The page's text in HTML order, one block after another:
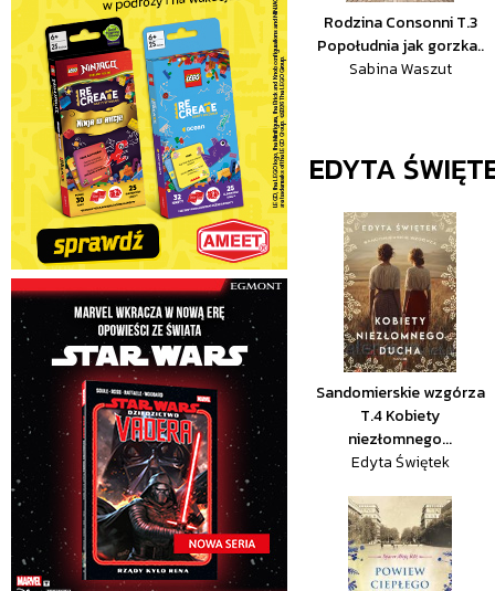
Rodzina Consonni T.3
Popołudnia jak gorzka..
Sabina Waszut
EDYTA
Sandomierskie wzgórza
T.4 Kobiety
niezłomnego...
Edyta Świętek